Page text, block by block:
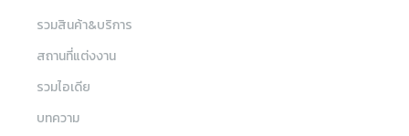
รวมสินค้า&บริการ
สถานที่แต่งงาน
รวมไอเดีย
บทความ